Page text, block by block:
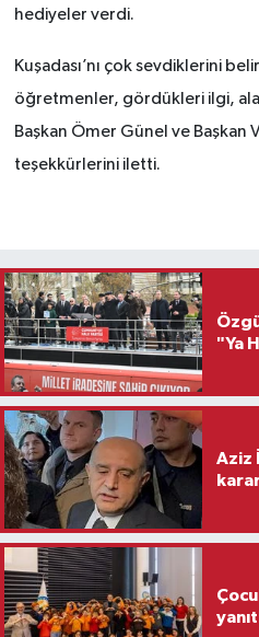
hediyeler verdi.
Kuşadası’nı çok sevdiklerini
öğretmenler, gördükleri ilgi,
Başkan Ömer Günel ve Başkan
teşekkürlerini iletti.
"Ya
Aziz